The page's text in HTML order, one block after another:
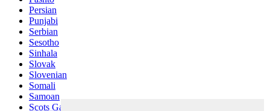
Persian
Punjabi
Serbian
Sesotho
Sinhala
Slovak
Slovenian
Somali
Samoan
Scots Gaelic